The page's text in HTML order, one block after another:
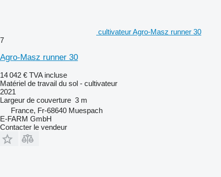
cultivateur Agro-Masz runner 30
7
Agro-Masz runner 30
14 042 € TVA incluse
Matériel de travail du sol - cultivateur
2021
Largeur de couverture 3 m
France, Fr-68640 Muespach
E-FARM GmbH
Contacter le vendeur